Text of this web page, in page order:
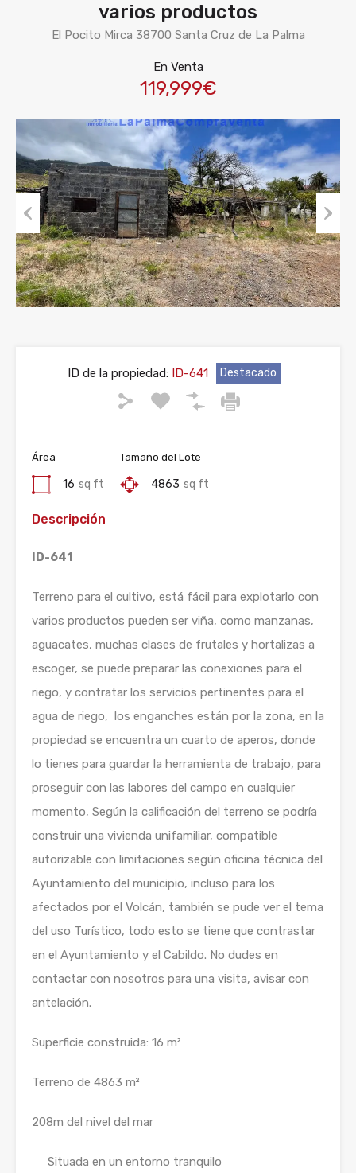
varios productos
El Pocito Mirca 38700 Santa Cruz de La Palma
En Venta
119,999€
Previous Next
ID de la propiedad: ID-641 Destacado
Área
16 sq ft
Tamaño del Lote
4863 sq ft
Descripción
ID-641
Terreno para el cultivo, está fácil para explotarlo con
varios productos pueden ser viña, como manzanas,
aguacates, muchas clases de frutales y hortalizas a
escoger, se puede preparar las conexiones para el
riego, y contratar los servicios pertinentes para el
agua de riego, los enganches están por la zona, en la
propiedad se encuentra un cuarto de aperos, donde
lo tienes para guardar la herramienta de trabajo, para
proseguir con las labores del campo en cualquier
momento, Según la calificación del terreno se podría
construir una vivienda unifamiliar, compatible
autorizable con limitaciones según oficina técnica del
Ayuntamiento del municipio, incluso para los
afectados por el Volcán, también se pude ver el tema
del uso Turístico, todo esto se tiene que contrastar
en el Ayuntamiento y el Cabildo. No dudes en
contactar con nosotros para una visita, avisar con
antelación.
Superficie construida: 16 m²
Terreno de 4863 m²
208m del nivel del mar
Situada en un entorno tranquilo